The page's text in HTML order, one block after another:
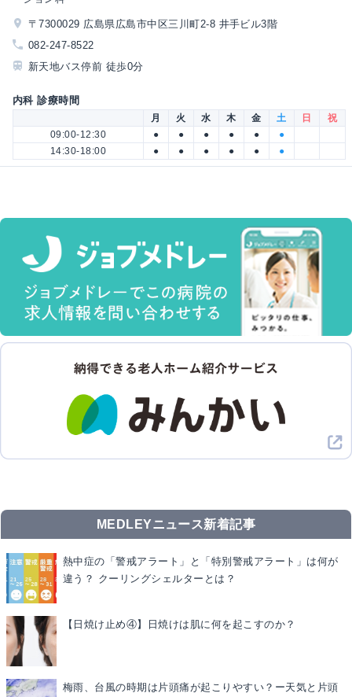
〒7300029 広島県広島市中区三川町2-8 井手ビル3階
082-247-8522
新天地バス停前 徒歩0分
内科 診療時間
月 火 水 木 金 土 日
祝
09:00-12:30
● ● ● ● ●
●
14:30-18:00
● ● ● ● ● ●
MEDLEYニュース新着記事
熱中症の「警戒アラート」と「特別警戒アラート」は何が
違う？ クーリングシェルターとは？
【日焼け止め④】日焼けは肌に何を起こすのか？
梅雨、台風の時期は片頭痛が起こりやすい？ー天気と片頭